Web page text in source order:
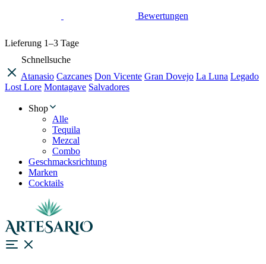
Bewertungen
Lieferung 1–3 Tage
Schnellsuche
Atanasio Cazcanes Don Vicente Gran Dovejo La Luna Legado
Lost Lore Montagave Salvadores
Shop
Alle
Tequila
Mezcal
Combo
Geschmacksrichtung
Marken
Cocktails